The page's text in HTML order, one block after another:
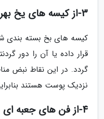
3-از کیسه های یخ بهره ببرید
کیسه های بخ بسته
قرار داده یا آن را دور
گردد. در این نقاط نبض
نزدیک پوست هستند
4-از فن های جعبه ای بهره ببرید